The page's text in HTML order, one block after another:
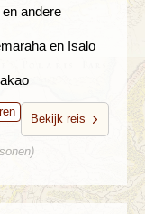
andere
en Isalo
Bekijk reis